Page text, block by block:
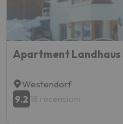
Apartment Landhaus
Westendorf
9.2 18 recensioni